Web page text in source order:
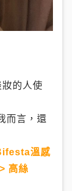
的人使
而言，還
溫感
高絲